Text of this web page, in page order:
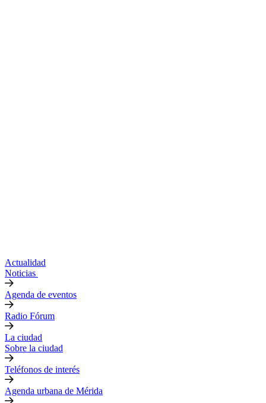
Actualidad
Noticias
Agenda de eventos
Radio Fórum
La ciudad
Sobre la ciudad
Teléfonos de interés
Agenda urbana de Mérida